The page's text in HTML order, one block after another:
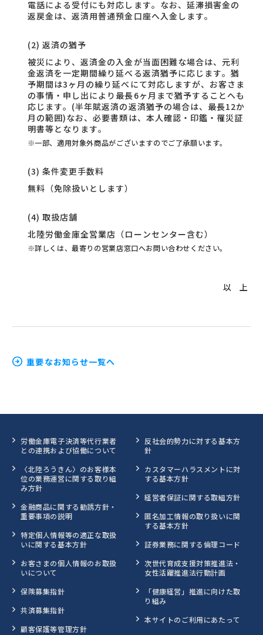
電話による受付にも対応します。なお、延滞損害金の
返戻金は、返済用普通預金口座へ入金します。
(2) 返済の猶予
被災により、返済金の入金が当面困難な場合は、元利
金返済を一定期間繰り延べる返済猶予に応じます。猶
予期間は3ヶ月の繰り延べにて対応しますが、お客さま
の事情・申し出により最長6ヶ月まで猶予することへも
応じます。(半年賦返済の返済猶予の場合は、最長12か
月の範囲)なお、必要書類は、本人確認・印鑑・罹災証
明書等となります。
一部、適用対象外商品がございますのでご了承願います。
(3) 条件変更手数料
無料（免除扱いとします）
(4) 取扱店舗
北陸労働金庫全営業店（ローンセンター含む）
詳しくは、最寄りの営業店窓口へお問い合わせください。
以 上
重要なお知らせ一覧へ
労働金庫電子決済等代行業者
との連携および協働について
〈北陸ろうきん〉のお客様本
位の業務運営に関する取り組
み方針
金融商品に関する勧誘方針・
重要事項の説明
特定個人情報等の適正な取扱
いに関する基本方針
お客さまの個人情報のお取扱
いについて
保険募集指針
共済募集指針
顧客保護等管理方針
反社会的勢力に対する基本方
針
カスタマーハラスメントに対
する基本方針
経営者保証に関する取組方針
匿名加工情報の取り扱いに関
する基本方針
証券業務に関する倫理コード
次世代育成支援対策推進法・
女性活躍推進法行動計画
「健康経営」推進に向けた取
り組み
本サイトのご利用にあたって